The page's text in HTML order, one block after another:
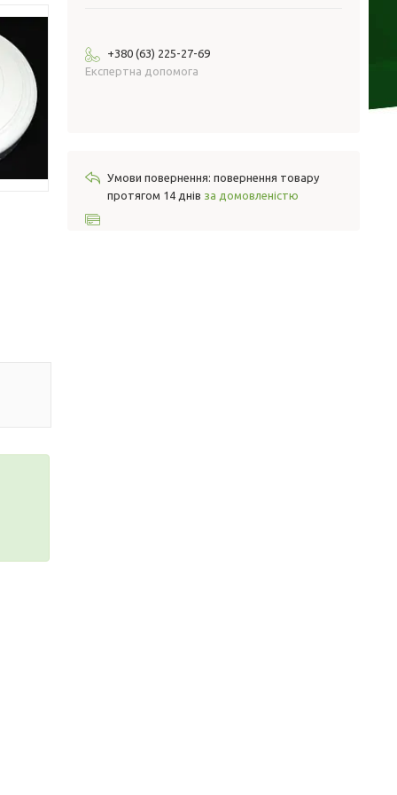
+380 (63) 225-27-69
Експертна допомога
повернення товару
протягом 14 днів за домовленістю